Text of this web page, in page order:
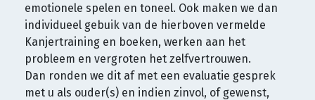
emotionele spelen en toneel. Ook maken we dan
individueel gebuik van de hierboven vermelde
Kanjertraining en boeken, werken aan het
probleem en vergroten het zelfvertrouwen.
Dan ronden we dit af met een evaluatie gesprek
met u als ouder(s) en indien zinvol, of gewenst,